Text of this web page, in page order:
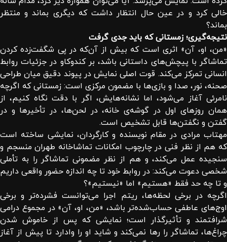
خالی کرد و در عین حال انتظار داشت که دیگری بماند و منتظر
بماند؟
نتیجه‌گیری؛ زمستانی که باید جدی گرفت
«من، او، آن» اثری است که بیش از آن‌که در پی شگفت‌زده کردن
تماشاگر با پیچش‌های داستانی باشد، بر کندوکاو در جزئیات روابط
انسانی تمرکز می‌کند. قوت اصلی نمایش در پیوند دقیق میان طراحی
صحنه، نور، صدا و بازی‌ها با مضمون مرکزی است: زمستانی که اگرچه
نامرئی آغاز می‌شود، اما نشانه‌هایش، اگر با دقت نگاه کنیم، از
همان روزهای اول در گوشه‌ی خانه، در لحن‌ها، در تأخیرها و در
گفتن و نگفتن‌ها قابل تشخیص است.
مهتاب مرادی در مقام نویسنده و کارگردان، نمایشی ساخته است
که هم از نظر فنی در چارچوب امکانات تماشاخانه طهران منسجم و
سنجیده عمل می‌کند، و هم از نظر مضمونی تماشاگر را به تأملی
شخصی دعوت می‌کند: در روابط خود تا چه اندازه حضور واقعی داریم
و تا چه حد فقط «هستیم» اما «نیستیم»؟
اگرچه در برخی لحظه‌ها، ریتم اجرا می‌توانست فشرده‌تر و برخی
اوج‌های عاطفی حساب‌شده‌تر باشد، «من، او، آن» در مجموع درامی
شرافتمند و تأثیرگذار است؛ نمایشی که پس از خاموش شدن
چراغ‌ها، تماشاگر را رها نمی‌کند و شاید او را وادارد تا پیش از آغاز